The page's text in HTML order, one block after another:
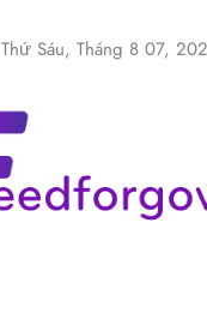
Thứ Sáu, Tháng 8 07,